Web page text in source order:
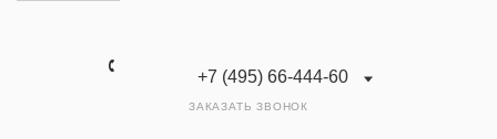
+7 (495) 66-444-60
ЗАКАЗАТЬ ЗВОНОК